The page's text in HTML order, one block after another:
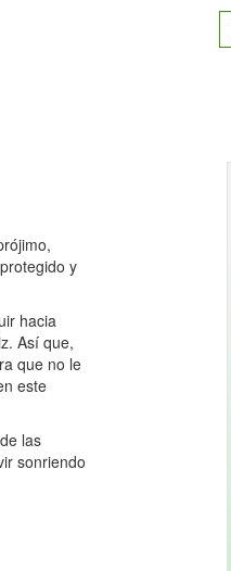
y
hacia
Así que,
que no le
este
las
sonriendo